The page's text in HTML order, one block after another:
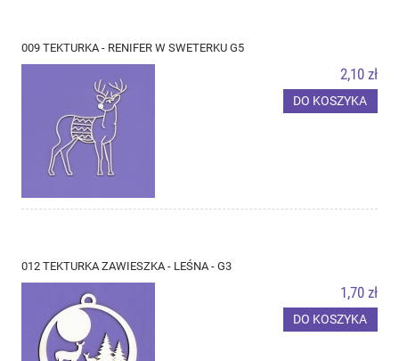
009 TEKTURKA - RENIFER W SWETERKU G5
2,10 zł
DO KOSZYKA
012 TEKTURKA ZAWIESZKA - LEŚNA - G3
1,70 zł
DO KOSZYKA